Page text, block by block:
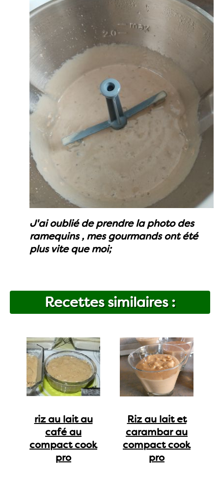
J'ai oublié de prendre la photo des
ramequins , mes gourmands ont été
plus vite que moi;
Recettes similaires :
riz au lait au
café au
compact cook
pro
Riz au lait et
carambar au
compact cook
pro